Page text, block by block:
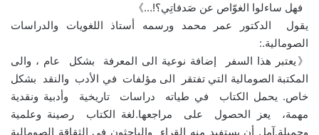
فهل ساءلوا الغوّاص عن صَدفاتِي؟!…》
يقول الدكتور عمر محمد ورسمه أستاذ اللغويات والدراسات
الصومالية.:
《يعتبر هذا السفر إضافة نوعية الى المعرفة بشكل عام ، والى
المكتبة الصومالية التي تفتقر الى مؤلفات في الأدب والنقد بشكل
خاص. يحمل الكتاب في طياته دراسات تاريخية وأدبية ونقدية
مهمة، يعز الحصول على مراجعها.لغة الكتاب رصينة وعلمية
وجميلة.آمل أن يستفيد منه القراء والباحثون في الثقاقة الصومالية